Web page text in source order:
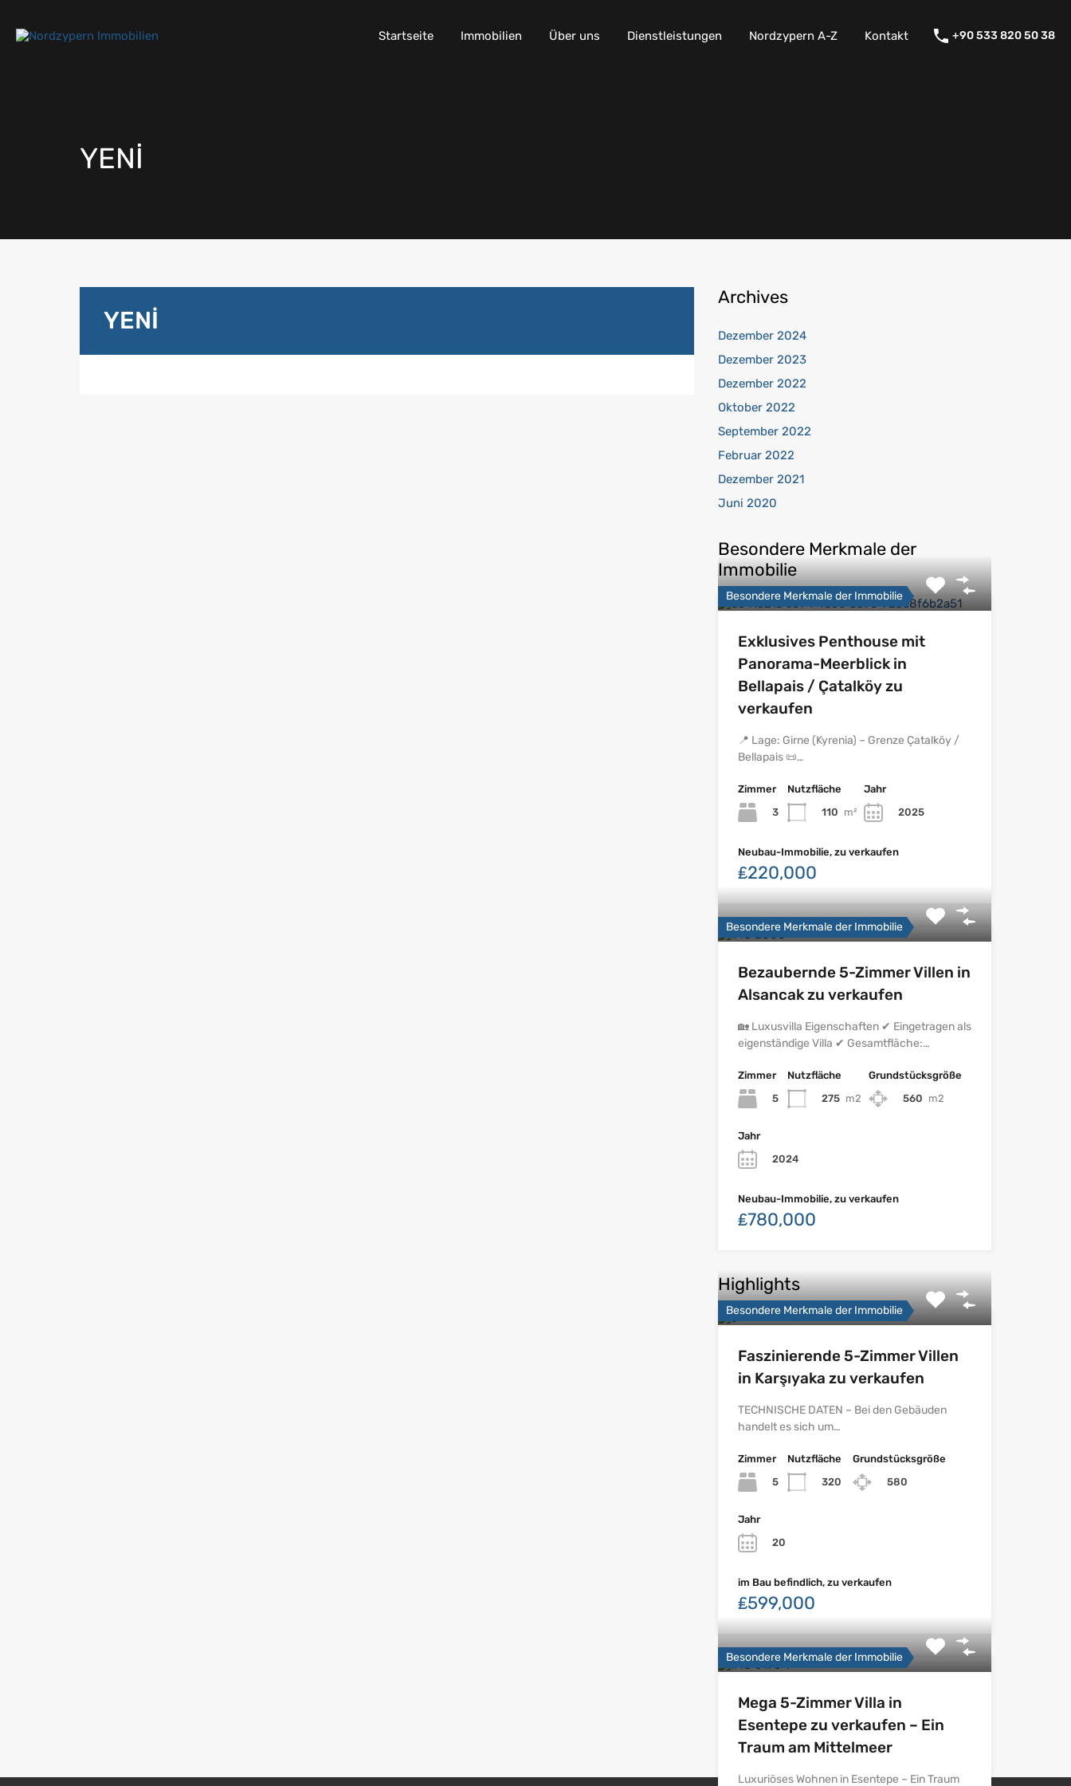
Startseite Immobilien Über uns Dienstleistungen Nordzypern A-Z Kontakt +90 533 820 50 38
YENİ
YENİ
Archives
Dezember 2024
Dezember 2023
Dezember 2022
Oktober 2022
September 2022
Februar 2022
Dezember 2021
Juni 2020
Besondere Merkmale der
Immobilie
Besondere Merkmale der Immobilie
Exklusives Penthouse mit
Panorama-Meerblick in
Bellapais / Çatalköy zu
verkaufen
📍 Lage: Girne (Kyrenia) – Grenze Çatalköy /
Bellapais 📜…
Zimmer
3
Nutzfläche
110 m²
Jahr
2025
Neubau-Immobilie, zu verkaufen
₤220,000
Besondere Merkmale der Immobilie
Bezaubernde 5-Zimmer Villen in
Alsancak zu verkaufen
🏡 Luxusvilla Eigenschaften ✔ Eingetragen als
eigenständige Villa ✔ Gesamtfläche:…
Zimmer
5
Nutzfläche
275 m2
Grundstücksgröße
560 m2
Jahr
2024
Neubau-Immobilie, zu verkaufen
₤780,000
Highlights
Besondere Merkmale der Immobilie
Faszinierende 5-Zimmer Villen
in Karşıyaka zu verkaufen
TECHNISCHE DATEN – Bei den Gebäuden
handelt es sich um…
Zimmer
5
Nutzfläche
320
Grundstücksgröße
580
Jahr
20
im Bau befindlich, zu verkaufen
₤599,000
Besondere Merkmale der Immobilie
Mega 5-Zimmer Villa in
Esentepe zu verkaufen – Ein
Traum am Mittelmeer
Luxuriöses Wohnen in Esentepe – Ein Traum